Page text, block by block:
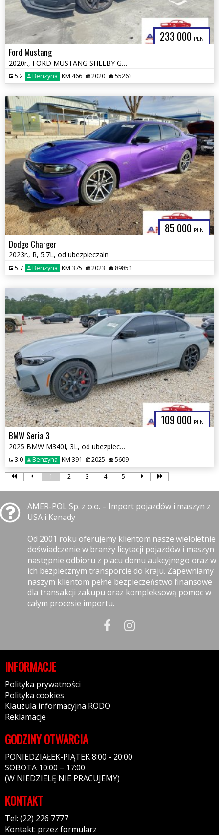
233 000 PLN
Ford Mustang
2020r., FORD MUSTANG SHELBY GT500, 5.2L, od ubezpieczalni
5.2 Benzyna KM 466 2020 55263
85 000 PLN
Dodge Charger
2023r., R, 5.7L, od ubezpieczalni
5.7 Benzyna KM 375 2023 89851
109 000 PLN
BMW Seria 3
2025 BMW M340I, 3L, od ubezpieczalni
3.0 Benzyna KM 391 2025 5609
1 2 3 4 5
AMER-POL Sp. z o.o. – Import pojazdów i maszyn z
USA i Kanady
Od 2001 roku oferujemy klientom nasze wieloletnie
doświadczenie w branży licytacji pojazdów i maszyn
następnie odbioru z placu domu aukcyjnego oraz w
ich bezpiecznym transporcie do kraju. Zapewniamy
naszym klientom pełne bezpieczeństwo finansowe
dla transakcji zakupu oraz kompleksową pomoc w
całym procesie importu.
INFORMACJE
Polityka prywatności
Polityka cookies
Klauzula informacyjna RODO
Reklamacje
GODZINY OTWARCIA
PONIEDZIAŁEK-PIĄTEK 8:00 - 20:00
SOBOTA 10:00 – 17:00
(W NIEDZIELĘ NIE PRACUJEMY)
KONTAKT
Tel: (22) 226 7777
Kontakt: przez formularz